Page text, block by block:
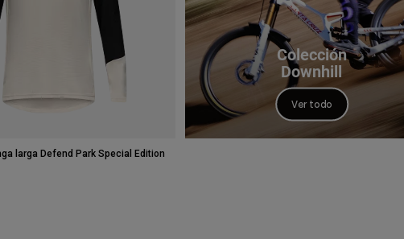
larga Defend Park Special Edition
Colección
Downhill
Ver todo